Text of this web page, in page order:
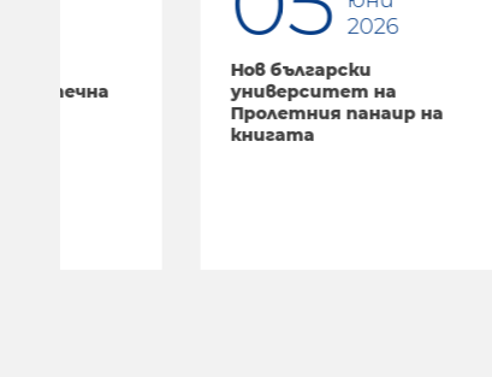
2026
Нов български
университет на
Пролетния панаир на